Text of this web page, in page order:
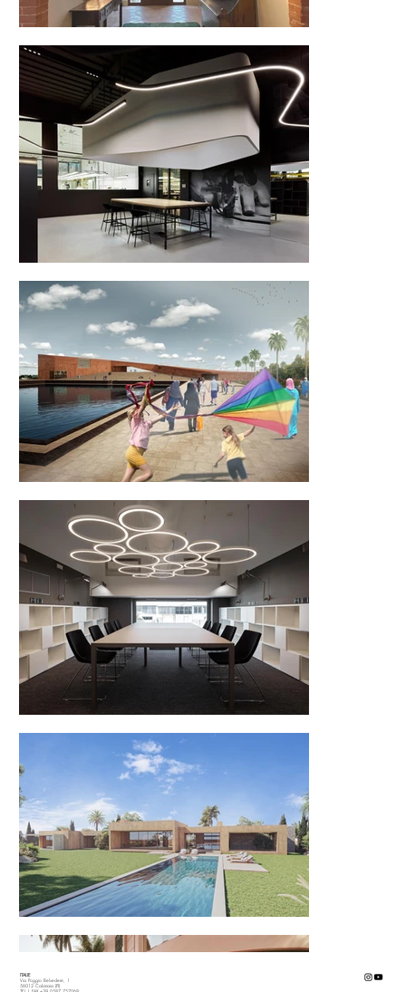
ITALIE
Via Poggio Belvedere, 1
56012 Calcinaia (PI)